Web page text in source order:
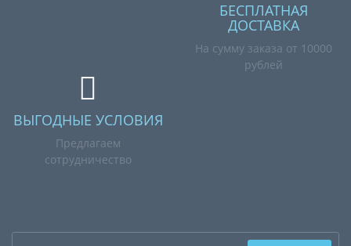
БЕСПЛАТНАЯ
ДОСТАВКА
На сумму заказа от 10000
рублей
ВЫГОДНЫЕ УСЛОВИЯ
Предлагаем
сотрудничество